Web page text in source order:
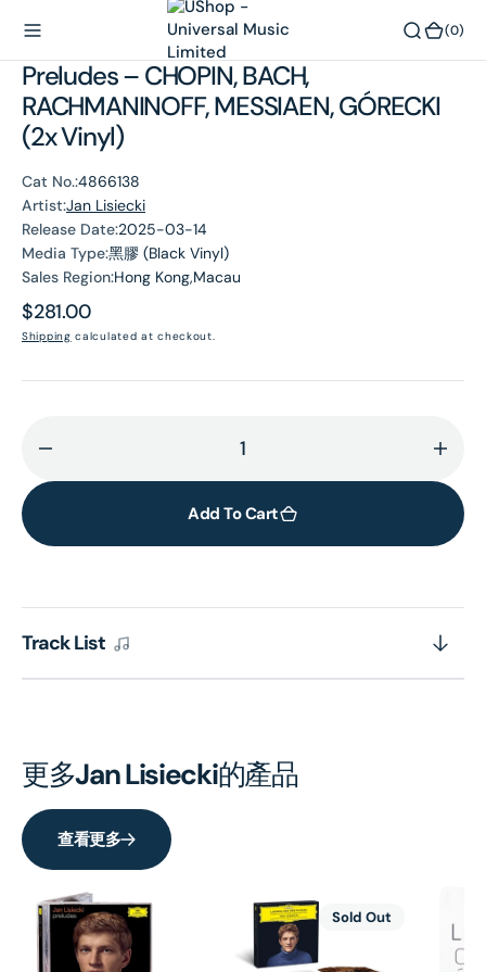
(0)
Preludes – CHOPIN, BACH,
RACHMANINOFF, MESSIAEN, GÓRECKI
(2x Vinyl)
Cat No.:4866138
Artist:Jan Lisiecki
Release Date:2025-03-14
Media Type:黑膠 (Black Vinyl)
Sales Region:Hong Kong,Macau
Regular
price
$281.00
Shipping calculated at checkout.
quantity
Preludes
BACH,
RACHMANINOFF,
for
Add To Cart
Track List
更多Jan Lisiecki的產品
查看更多
Sold Out